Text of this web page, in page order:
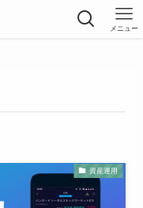
メニュー
資産運用